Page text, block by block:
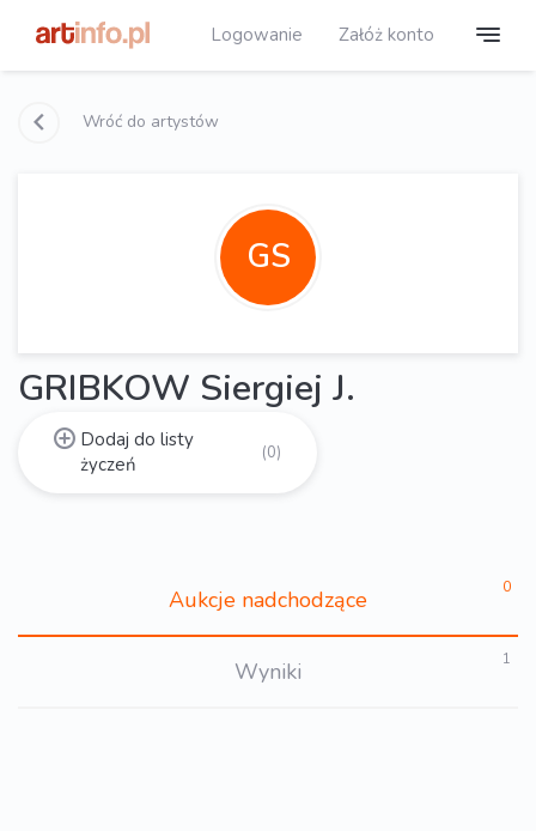
Logowanie Załóż konto
Wróć do artystów
GS
GRIBKOW Siergiej J.
Dodaj do listy
życzeń
(0)
Aukcje nadchodzące 0
Wyniki 1